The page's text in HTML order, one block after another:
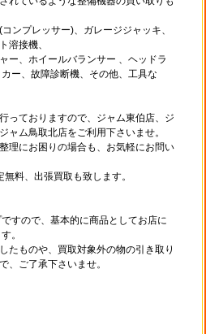
ンプレッサー)、ガレージジャッキ、
溶接機、
ー、ホイールバランサー 、ヘッドラ
ー、故障診断機、その他、工具な
っておりますので、ジャム東伯店、ジ
ャム鳥取北店をご利用下さいませ。
理にお困りの場合も、お気軽にお問い
料、出張買取も致します。
すので、基本的に商品としてお店に
。
たものや、買取対象外の物の引き取り
、ご了承下さいませ。